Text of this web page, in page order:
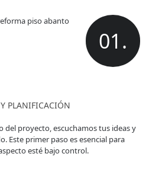
01.
PLANIFICACIÓN
del proyecto, escuchamos tus ideas y
Este primer paso es esencial para
esté bajo control.